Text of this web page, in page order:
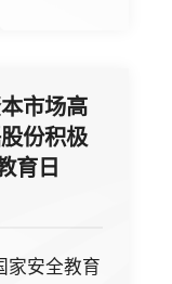
市场高
份积极
育日
家安全教育